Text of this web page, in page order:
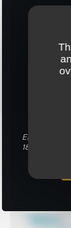
En entrant
18 ans.